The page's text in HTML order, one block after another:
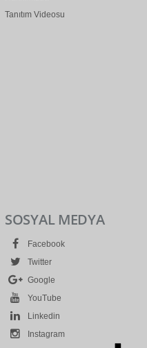
Tanıtım Videosu
SOSYAL MEDYA
Facebook
Twitter
Google
YouTube
Linkedin
Instagram